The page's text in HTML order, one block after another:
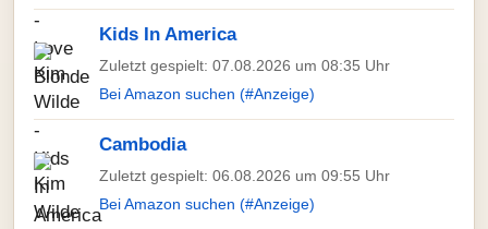
Kids In America
Zuletzt gespielt: 07.08.2026 um 08:35 Uhr
Bei Amazon suchen (#Anzeige)
Cambodia
Zuletzt gespielt: 06.08.2026 um 09:55 Uhr
Bei Amazon suchen (#Anzeige)